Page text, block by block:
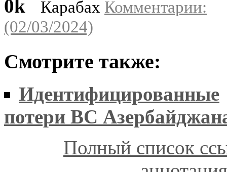
0k
Карабах Комментарии:
(02/03/2024)
Смотрите также:
Идентифицированные
потери ВС
Полный список